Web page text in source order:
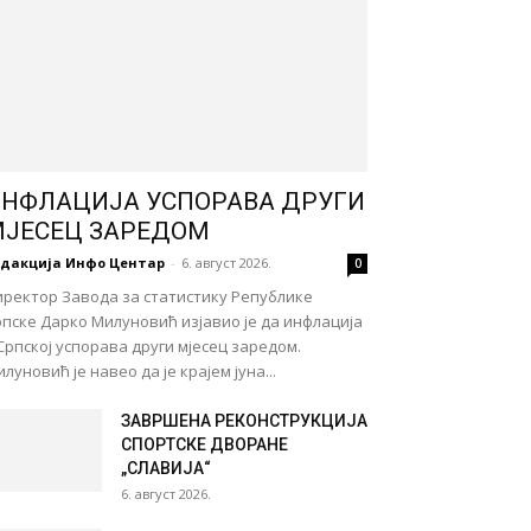
УСПОРАВА ДРУГИ
ЗАРЕДОМ
Инфо Центар - 6. август 2026. 0
Завода за статистику Републике
Дарко Милуновић изјавио је да инфлација
успорава други мјесец заредом.
је навео да је крајем јуна...
ЗАВРШЕНА РЕКОНСТРУКЦИЈА
СПОРТСКЕ ДВОРАНЕ
„СЛАВИЈА“
6. август 2026.